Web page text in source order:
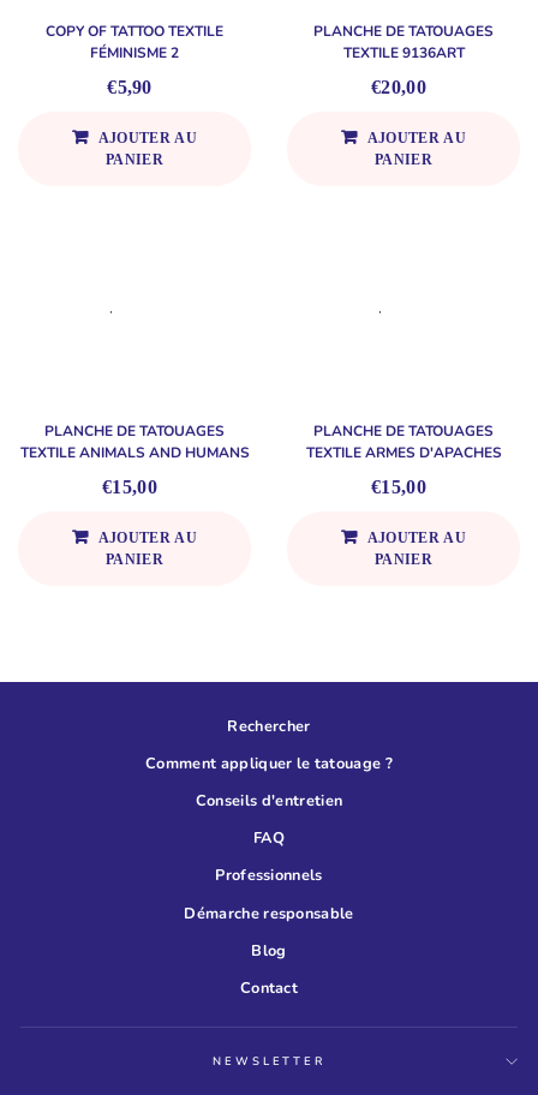
COPY OF TATTOO TEXTILE
FÉMINISME 2
€5,90
AJOUTER AU
PANIER
PLANCHE DE TATOUAGES
TEXTILE 9136ART
€20,00
AJOUTER AU
PANIER
PLANCHE DE TATOUAGES
TEXTILE ANIMALS AND HUMANS
€15,00
AJOUTER AU
PANIER
PLANCHE DE TATOUAGES
TEXTILE ARMES D'APACHES
€15,00
AJOUTER AU
PANIER
Rechercher
Comment appliquer le tatouage ?
Conseils d'entretien
FAQ
Professionnels
Démarche responsable
Blog
Contact
NEWSLETTER